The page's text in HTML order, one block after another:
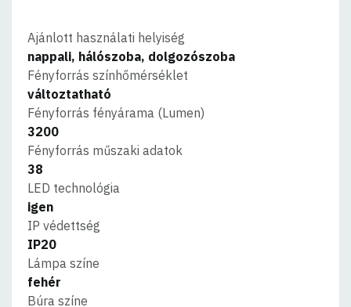
Ajánlott használati helyiség
nappali, hálószoba, dolgozószoba
Fényforrás színhőmérséklet
változtatható
Fényforrás fényárama (Lumen)
3200
Fényforrás műszaki adatok
38
LED technológia
igen
IP védettség
IP20
Lámpa színe
fehér
Búra színe